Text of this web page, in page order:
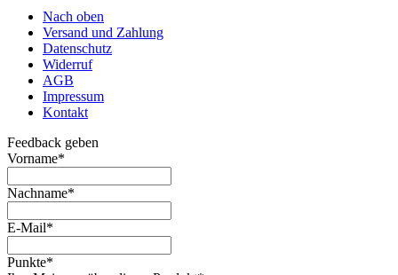
Nach oben
Versand und Zahlung
Datenschutz
Widerruf
AGB
Impressum
Kontakt
Feedback geben
Vorname*
Nachname*
E-Mail*
Punkte*